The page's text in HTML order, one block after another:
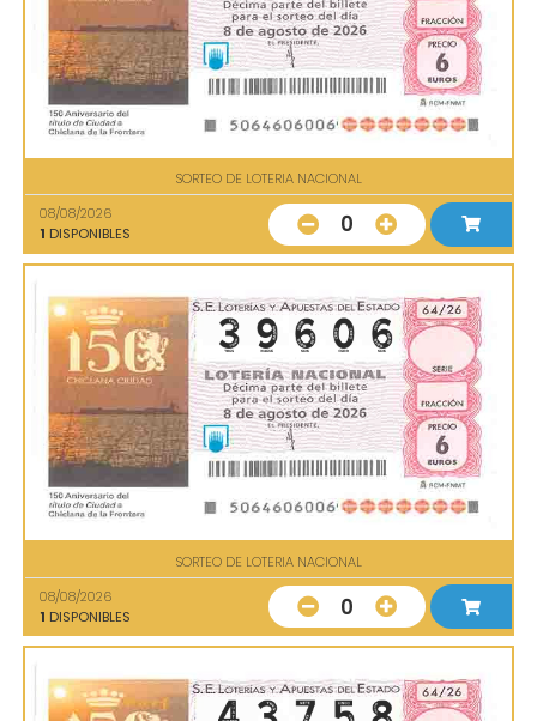
SORTEO DE LOTERIA NACIONAL
08/08/2026
1 DISPONIBLES 0
SORTEO DE LOTERIA NACIONAL
08/08/2026
1 DISPONIBLES 0